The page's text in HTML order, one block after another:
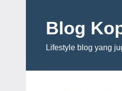
contentBlog
Lifestyle blog yang